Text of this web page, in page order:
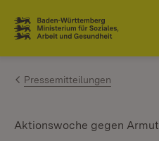
Zum Inhalt springen
Link zur Startseite
Pressemitteilungen
Aktionswoche gegen Armut